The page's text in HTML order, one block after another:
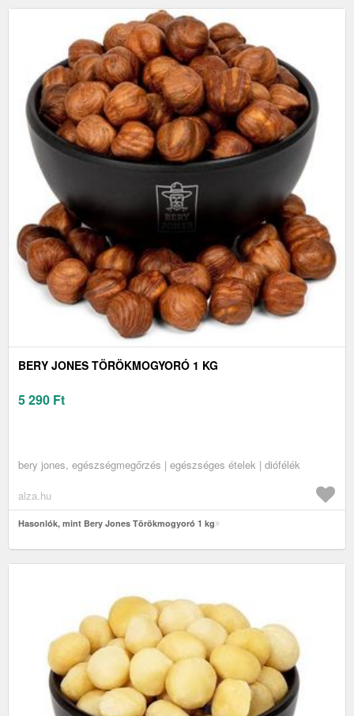
BERY JONES TÖRÖKMOGYORÓ 1 KG
5 290 Ft
bery jones, egészségmegőrzés | egészséges ételek | diófélék
alza.hu
Hasonlók, mint Bery Jones Törökmogyoró 1 kg